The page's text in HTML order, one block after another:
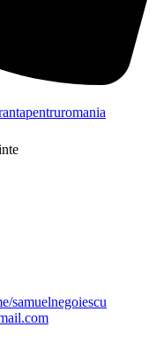
samuelnegoiescu